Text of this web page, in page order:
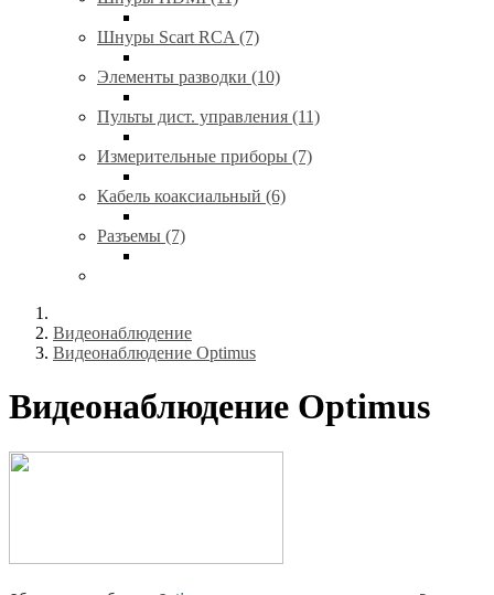
Шнуры Scart RCA (7)
Элементы разводки (10)
Пульты дист. управления (11)
Измерительные приборы (7)
Кабель коаксиальный (6)
Разъемы (7)
Видеонаблюдение
Видеонаблюдение Optimus
Видеонаблюдение Optimus